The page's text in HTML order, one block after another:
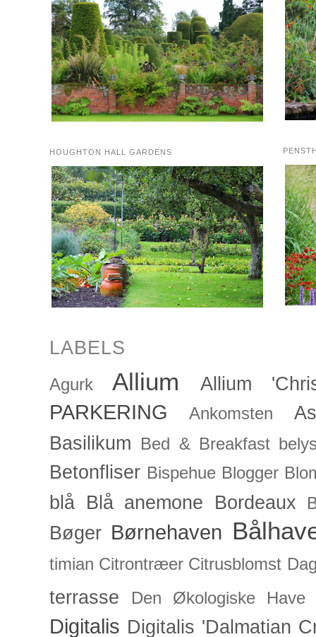
HOUGHTON HALL GARDENS
LABELS
Agurk Allium Allium
PARKERING Ankomsten
Basilikum
Bed & Breakfast
Betonfliser Bispehue Blogger
blå Blå anemone Bordeaux
Bøger Børnehaven
timian Citrontræer Citrusblomst
terrasse Den Økologiske Have
Digitalis Digitalis 'Dalmatian